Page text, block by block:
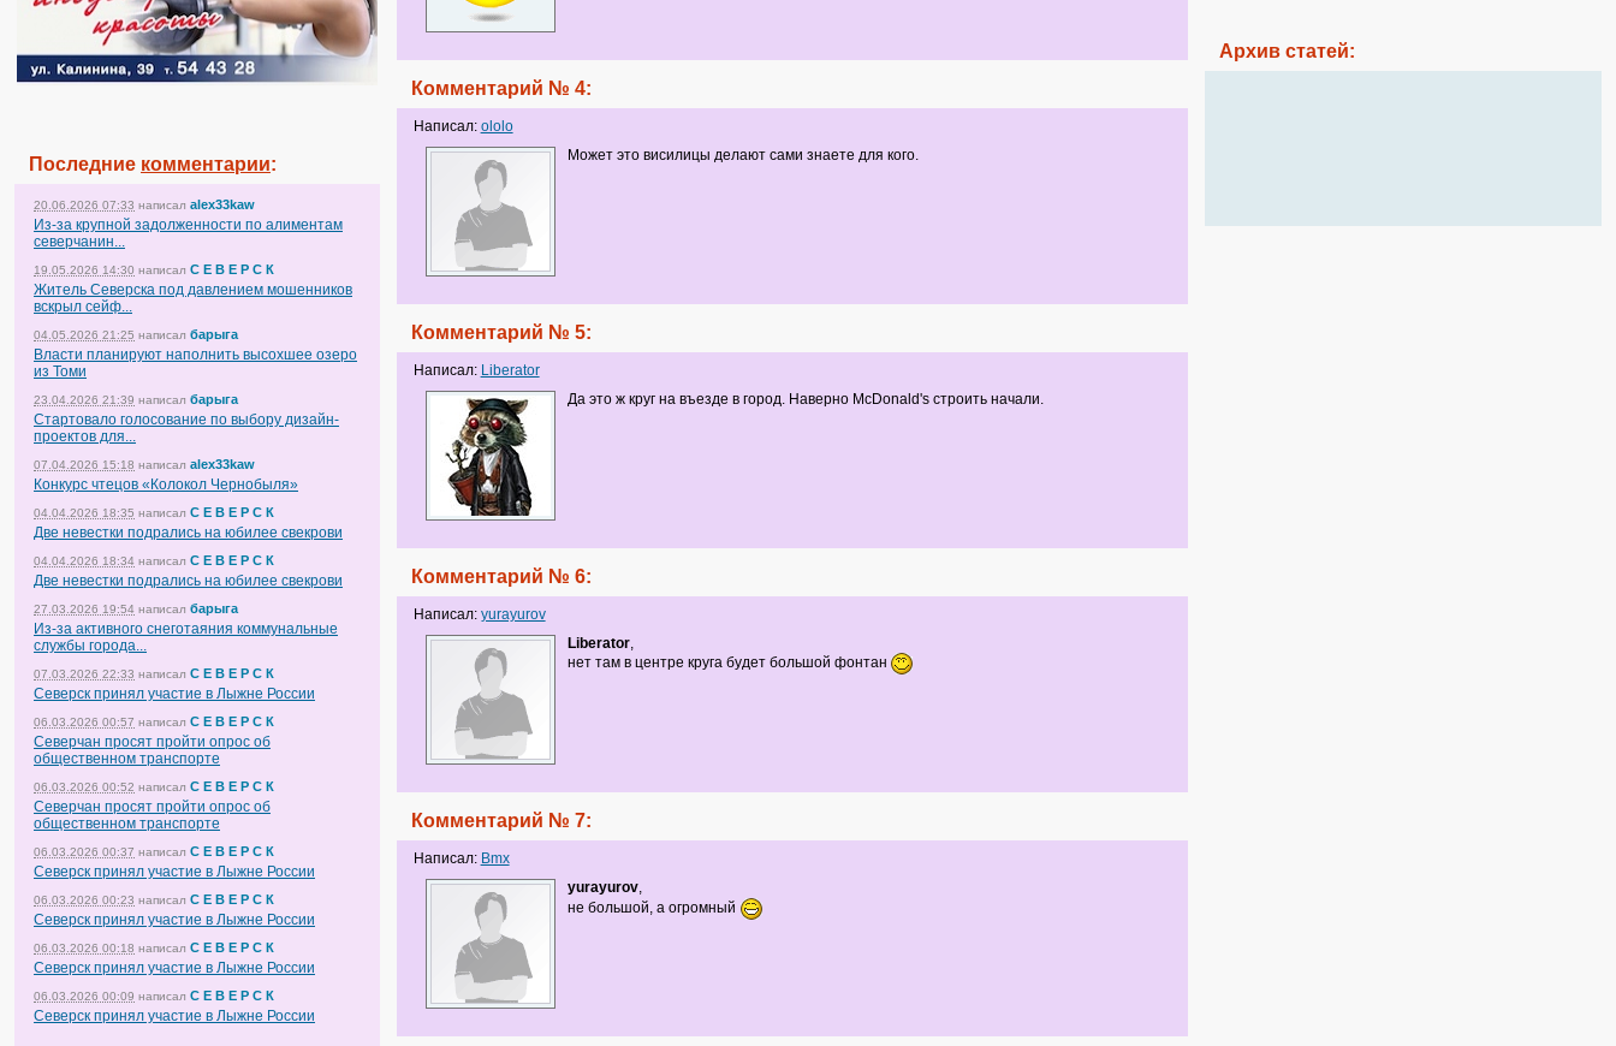
Последние комментарии:
20.06.2026 07:33 написал alex33kaw
Из-за крупной задолженности по алиментам
северчанин...
19.05.2026 14:30 написал С Е В Е Р С К
Житель Северска под давлением мошенников
вскрыл сейф...
04.05.2026 21:25 написал барыга
Власти планируют наполнить высохшее озеро
из Томи
23.04.2026 21:39 написал барыга
Стартовало голосование по выбору дизайн-
проектов для...
07.04.2026 15:18 написал alex33kaw
Конкурс чтецов «Колокол Чернобыля»
04.04.2026 18:35 написал С Е В Е Р С К
Две невестки подрались на юбилее свекрови
04.04.2026 18:34 написал С Е В Е Р С К
Две невестки подрались на юбилее свекрови
27.03.2026 19:54 написал барыга
Из-за активного снеготаяния коммунальные
службы города...
07.03.2026 22:33 написал С Е В Е Р С К
Северск принял участие в Лыжне России
06.03.2026 00:57 написал С Е В Е Р С К
Северчан просят пройти опрос об
общественном транспорте
06.03.2026 00:52 написал С Е В Е Р С К
Северчан просят пройти опрос об
общественном транспорте
06.03.2026 00:37 написал С Е В Е Р С К
Северск принял участие в Лыжне России
06.03.2026 00:23 написал С Е В Е Р С К
Северск принял участие в Лыжне России
06.03.2026 00:18 написал С Е В Е Р С К
Северск принял участие в Лыжне России
06.03.2026 00:09 написал С Е В Е Р С К
Северск принял участие в Лыжне России
Комментарий № 4:
Написал: ololo
Может это висилицы делают сами знаете для кого.
Комментарий № 5:
Написал: Liberator
Да это ж круг на въезде в город. Наверно McDonald's строить начали.
Комментарий № 6:
Написал: yurayurov
Liberator,
нет там в центре круга будет большой фонтан
Комментарий № 7:
Написал: Bmx
yurayurov,
не большой, а огромный
Архив статей: